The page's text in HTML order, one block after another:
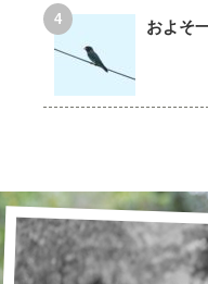
およそ